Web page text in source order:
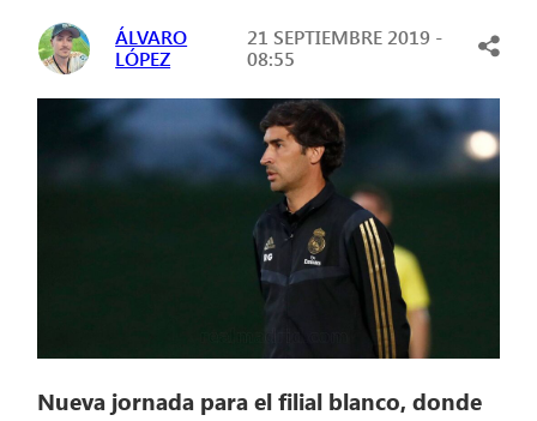
ÁLVARO
LÓPEZ
21 SEPTIEMBRE 2019 -
08:55
Nueva jornada para el filial blanco, donde